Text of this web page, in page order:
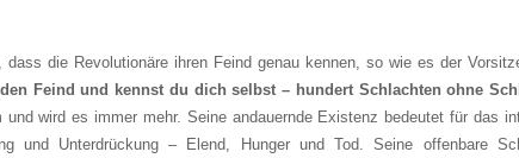
die Revolutionäre ihren Feind genau kennen, so wie es der
Feind und kennst du dich selbst – hundert Schlachten ohne
wird es immer mehr. Seine andauernde Existenz bedeutet für das
und Unterdrückung – Elend, Hunger und Tod. Seine offenbare